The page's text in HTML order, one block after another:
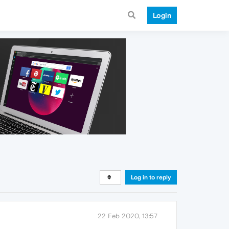
Login
Log in to reply
22 Feb 2020, 13:57